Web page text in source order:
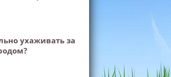
ухаживать за